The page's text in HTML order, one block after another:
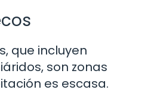
que incluyen
son zonas
es escasa.